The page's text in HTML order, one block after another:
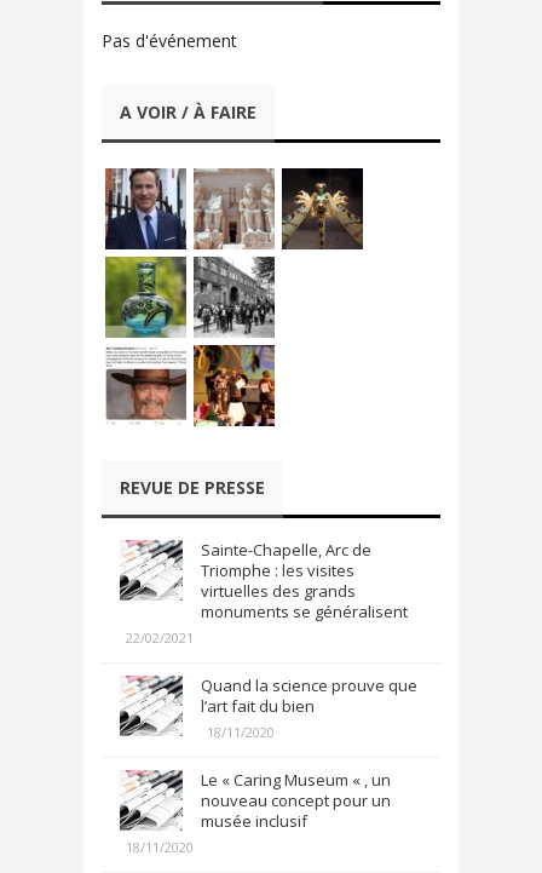
Pas d'événement
A VOIR / À FAIRE
REVUE DE PRESSE
Sainte-Chapelle, Arc de
Triomphe : les visites
virtuelles des grands
monuments se généralisent
22/02/2021
Quand la science prouve que
l’art fait du bien
18/11/2020
Le « Caring Museum « , un
nouveau concept pour un
musée inclusif
18/11/2020